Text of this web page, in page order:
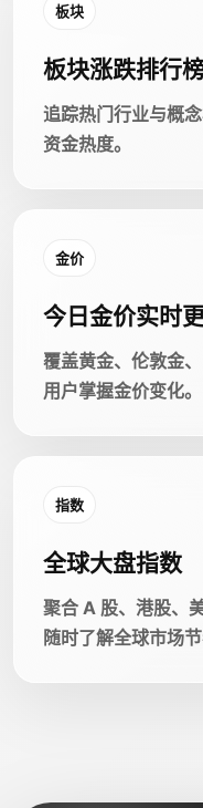
板块
板块涨跌排行
追踪热门行业与概
资金热度。
金价
今日金价实时
覆盖黄金、伦敦金
用户掌握金价变化。
指数
全球大盘指数
聚合 A 股、港股、
随时了解全球市场节